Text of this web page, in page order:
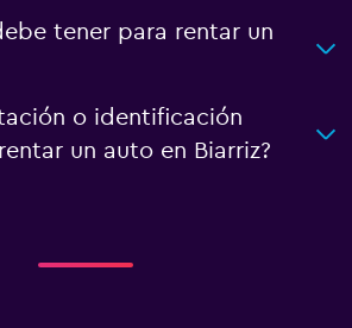
tener para rentar un
o identificación
un auto en Biarriz?